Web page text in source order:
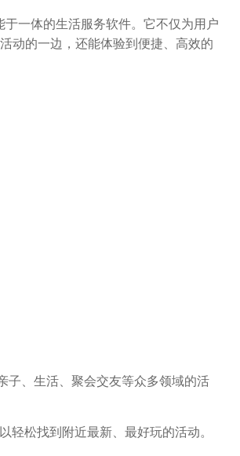
一体的生活服务软件。它不仅为用户
动的一边，还能体验到便捷、高效的
子、生活、聚会交友等众多领域的活
轻松找到附近最新、最好玩的活动。